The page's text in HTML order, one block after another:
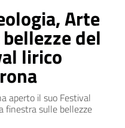
Arte
del
lirico
aperto il suo Festival
finestra sulle bellezze